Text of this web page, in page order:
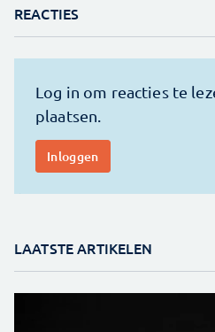
REACTIES
LAATSTE ARTIKELEN